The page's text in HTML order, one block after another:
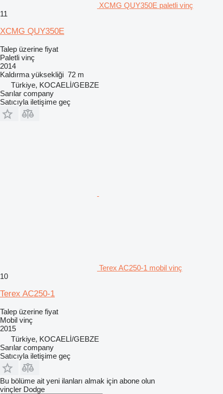
XCMG QUY350E paletli vinç
11
XCMG QUY350E
Talep üzerine fiyat
Paletli vinç
2014
Kaldırma yüksekliği 72 m
Türkiye, KOCAELİ/GEBZE
Sarılar company
Satıcıyla iletişime geç
Terex AC250-1 mobil vinç
10
Terex AC250-1
Talep üzerine fiyat
Mobil vinç
2015
Türkiye, KOCAELİ/GEBZE
Sarılar company
Satıcıyla iletişime geç
Bu bölüme ait yeni ilanları almak için abone olun
vinçler Dodge